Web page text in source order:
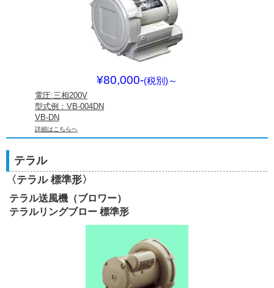
¥80,000-(税別) ～
電圧:三相200V
型式例：VB-004DN
VB-DN
詳細はこちらへ
テラル
〈テラル 標準形〉
テラル送風機（ブロワー）
テラルリングブロー 標準形